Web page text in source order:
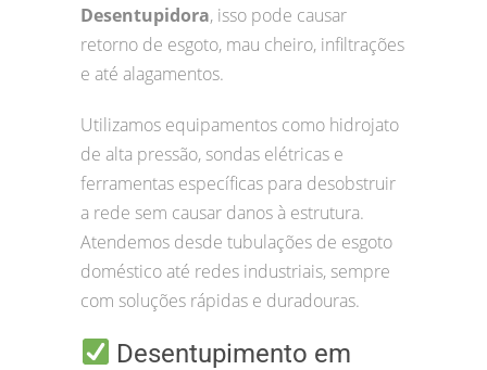
Desentupidora, isso pode causar
retorno de esgoto, mau cheiro, infiltrações
e até alagamentos.
Utilizamos equipamentos como hidrojato
de alta pressão, sondas elétricas e
ferramentas específicas para desobstruir
a rede sem causar danos à estrutura.
Atendemos desde tubulações de esgoto
doméstico até redes industriais, sempre
com soluções rápidas e duradouras.
Desentupimento em